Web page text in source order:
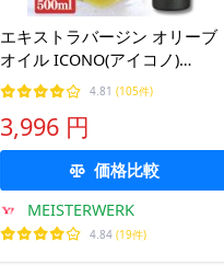
エキストラバージン オリーブ
オイル ICONO(アイコノ)
FRUITY SPICY 500ml by MORE
Chile エクストラバージン オリ
ーブ油 酸度0.2％ ギフト
4.81 (105件)
3,996 円
価格比較
MEISTERWERK
4.84 (19件)